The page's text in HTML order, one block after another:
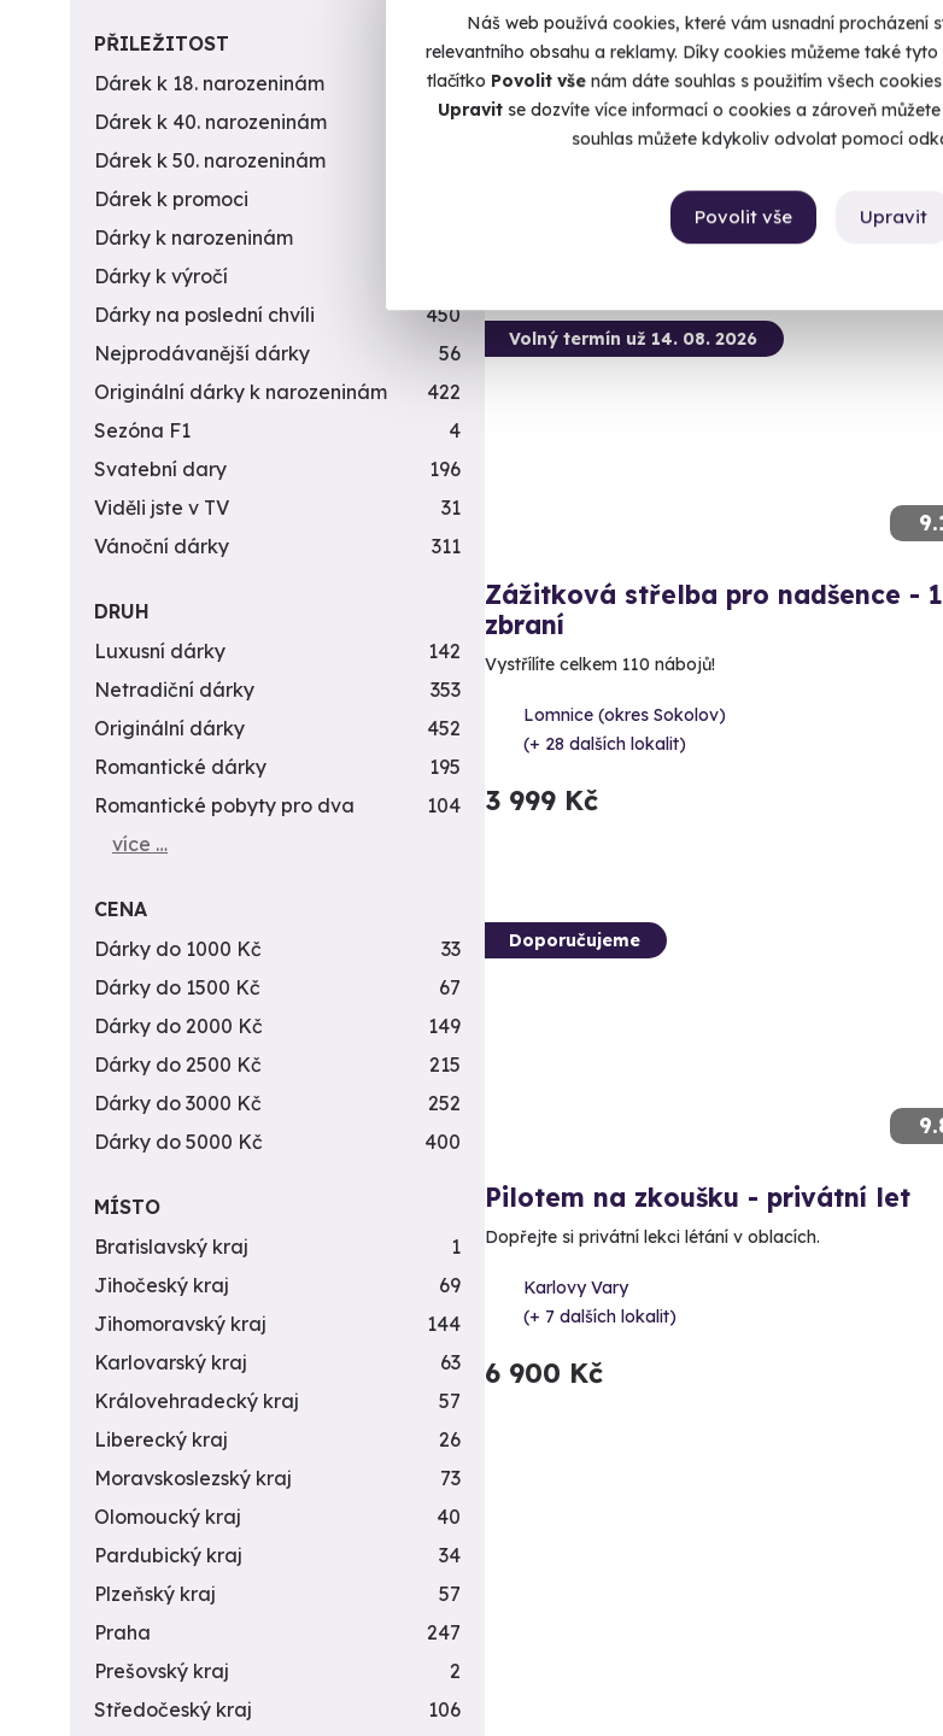
Náš web používá cookies, které vám usnadní procházení
relevantního obsahu a reklamy. Díky cookies můžeme také
tlačítko Povolit vše nám dáte souhlas s použitím všech
Upravitse dozvíte více informací o cookies a zároveň
souhlas můžete kdykoliv odvolat pomocí
Upravit
Povolit vše
Vypálíte 13 výstřelů!
Lomnice (okres Sokolov)
(+ 28 dalších lokalit)
Volný termín už 14. 08. 2026
Zážitková střelba pro nadšence -
zbraní
Vystřílíte celkem 110 nábojů!
Lomnice (okres Sokolov)
(+ 28 dalších lokalit)
3 999 Kč
Doporučujeme
Pilotem na zkoušku - privátní let
Dopřejte si privátní lekci létání v oblacích.
Karlovy Vary
(+ 7 dalších lokalit)
6 900 Kč
PŘILEŽITOST
Dárek k 18. narozeninám
256
Dárek k 40. narozeninám
453
Dárek k 50. narozeninám
Dárek k promoci
Dárky k narozeninám
Dárky k výročí
Dárky na poslední chvíli
450
Nejprodávanější dárky
56
Originální dárky k narozeninám
422
Sezóna F1
4
Svatební dary
196
Viděli jste v TV
31
Vánoční dárky
311
DRUH
Luxusní dárky
142
Netradiční dárky
353
Originální dárky
452
Romantické dárky
195
Romantické pobyty pro dva
104
více …
CENA
Dárky do 1000 Kč
33
Dárky do 1500 Kč
67
Dárky do 2000 Kč
149
Dárky do 2500 Kč
215
Dárky do 3000 Kč
252
Dárky do 5000 Kč
400
MÍSTO
Bratislavský kraj
1
Jihočeský kraj
69
Jihomoravský kraj
144
Karlovarský kraj
63
Královehradecký kraj
57
Liberecký kraj
26
Moravskoslezský kraj
73
Olomoucký kraj
40
Pardubický kraj
34
Plzeňský kraj
57
Praha
247
Prešovský kraj
2
Středočeský kraj
106